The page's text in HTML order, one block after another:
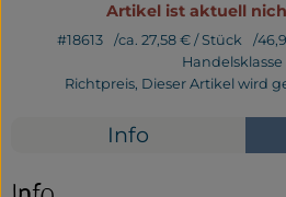
Über uns
Erleben
Artikel ist aktuell
#18613 ca. 27,58 € / Stück
Handelsklasse
Richtpreis, Dieser Artikel wird
Info